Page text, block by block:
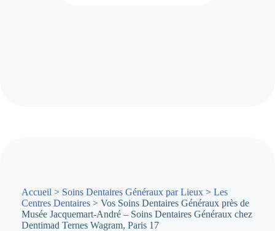
Accueil > Soins Dentaires Généraux par Lieux > Les
Centres Dentaires > Vos Soins Dentaires Généraux près de
Musée Jacquemart-André – Soins Dentaires Généraux chez
Dentimad Ternes Wagram, Paris 17